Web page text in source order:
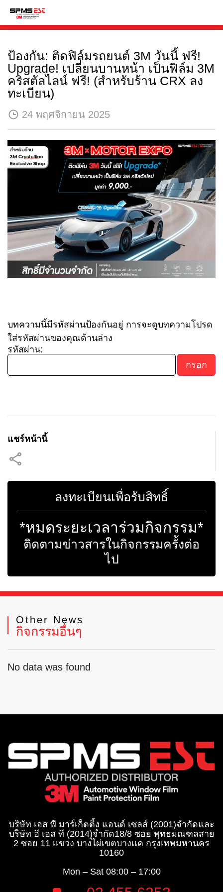
ป้องกัน: ติดฟิล์มรถยนต์ 3M วันนี้ ฟรี!
Upgrade! เปลี่ยนบานหน้า เป็นฟิล์ม 3M
คริสตัลไลน์ ฟรี! (สำหรับร้าน CRX ลง
ทะเบียน)
24 พฤศจิกายน 2025
บทความนี้มีรหัสผ่านป้องกันอยู่ การจะดูบทความโปรด
ใส่รหัสผ่านของคุณด้านล่าง
รหัสผ่าน:
แชร์หน้านี้
ลงทะเบียนเพื่อรับสิทธิ์
*หมดระยะเวลาร่วมกิจกรรม*
ติดตามข่าวสารในกิจกรรมครั้งต่อ
ไป
Other News
กิจกรรมอื่นๆ
No data was found
บริษัท เอส พี มาร์เก็ตติ้ง แอนด์ เซลส์ (2001)จำกัดและ
บริษัท อี เอส ที (2014)จำกัด​18/8 ซอย พุทธมณฑลสาย
2 ซอย 11 เเขวง บางไผ่เขตบางเเค กรุงเทพมหานคร
10160
Mon – Sat 08:00 – 17:00